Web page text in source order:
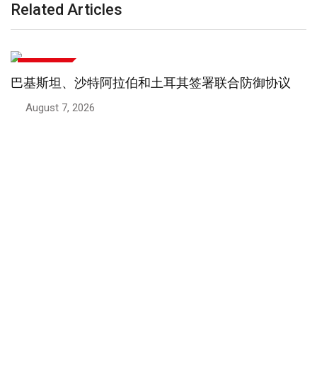
Related Articles
斯坦、沙特阿拉伯和土耳其签署联合防御协议
August 7, 2026